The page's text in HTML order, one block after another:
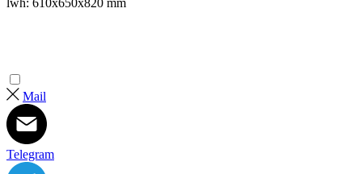
Mail
Telegram